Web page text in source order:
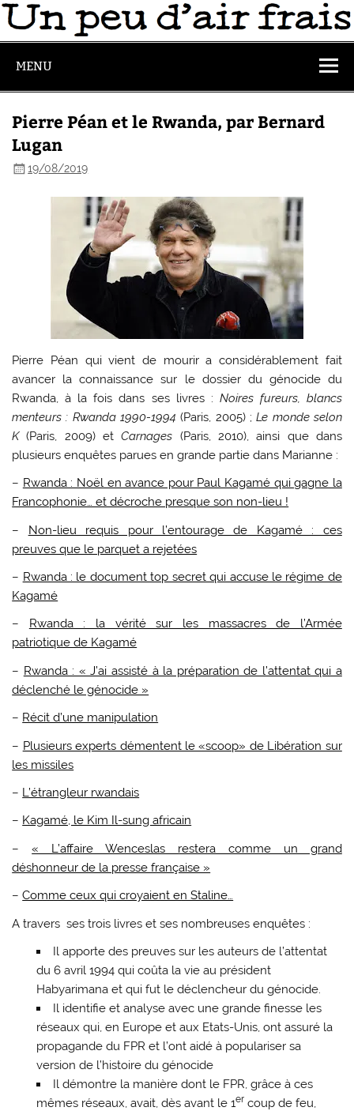
MENU
Pierre Péan et le Rwanda, par Bernard
Lugan
19/08/2019
Pierre Péan qui vient de mourir a considérablement fait
avancer la connaissance sur le dossier du génocide du
Rwanda, à la fois dans ses livres : Noires fureurs, blancs
menteurs : Rwanda 1990-1994 (Paris, 2005) ;Le monde selon
K(Paris, 2009) etCarnages (Paris, 2010), ainsi que dans
plusieurs enquêtes parues en grande partie dans Marianne :
– Rwanda : Noël en avance pour Paul Kagamé qui gagne la
Francophonie… et décroche presque son non-lieu !
– Non-lieu requis pour l’entourage de Kagamé : ces
preuves que le parquet a rejetées
– Rwanda : le document top secret qui accuse le régime de
Kagamé
–
Rwanda : la vérité sur les massacres de l’Armée
patriotique de Kagamé
– Rwanda : « J’ai assisté à la préparation de l’attentat qui a
déclenché le génocide »
– Récit d’une manipulation
– Plusieurs experts démentent le «scoop» de Libération sur
les missiles
– L’étrangleur rwandais
– Kagamé, le Kim Il-sung africain
–« L’affaire Wenceslas restera comme un grand
déshonneur de la presse française »
–Comme ceux qui croyaient en Staline…
A travers ses trois livres et ses nombreuses enquêtes :
Il apporte des preuves sur les auteurs de l’attentat
du 6 avril 1994 qui coûta la vie au président
Habyarimana et qui fut le déclencheur du génocide.
Il identifie et analyse avec une grande finesse les
réseaux qui, en Europe et aux Etats-Unis, ont assuré la
propagande du FPR et l’ont aidé à populariser sa
version de l’histoire du génocide
Il démontre la manière dont le FPR, grâce à ces
mêmes réseaux, avait, dès avant le 1er coup de feu,